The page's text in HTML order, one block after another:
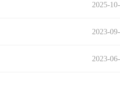
2025-
2023-
2023-